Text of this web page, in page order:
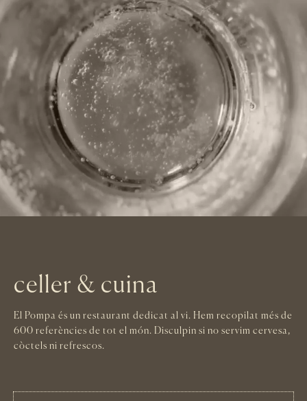
celler & cuina
El Pompa és un restaurant dedicat al vi. Hem recopilat més de
600 referències de tot el món. Disculpin si no servim cervesa,
còctels ni refrescos.